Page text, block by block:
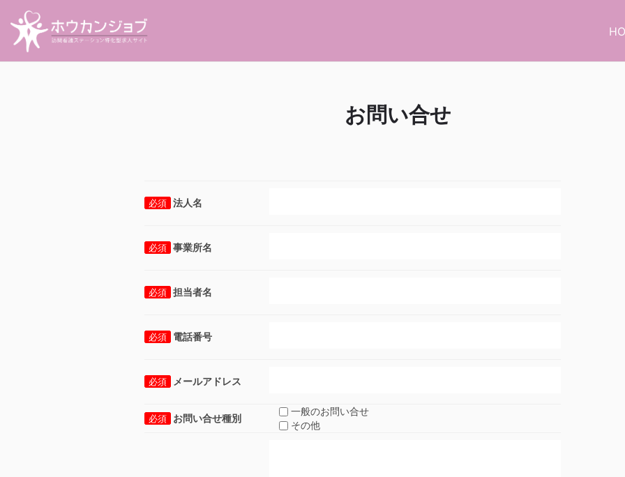
お問い合せ
必須 法人名
必須 事業所名
必須 担当者名
必須 電話番号
必須 メールアドレス
必須 お問い合せ種別
一般のお問い合せ
その他